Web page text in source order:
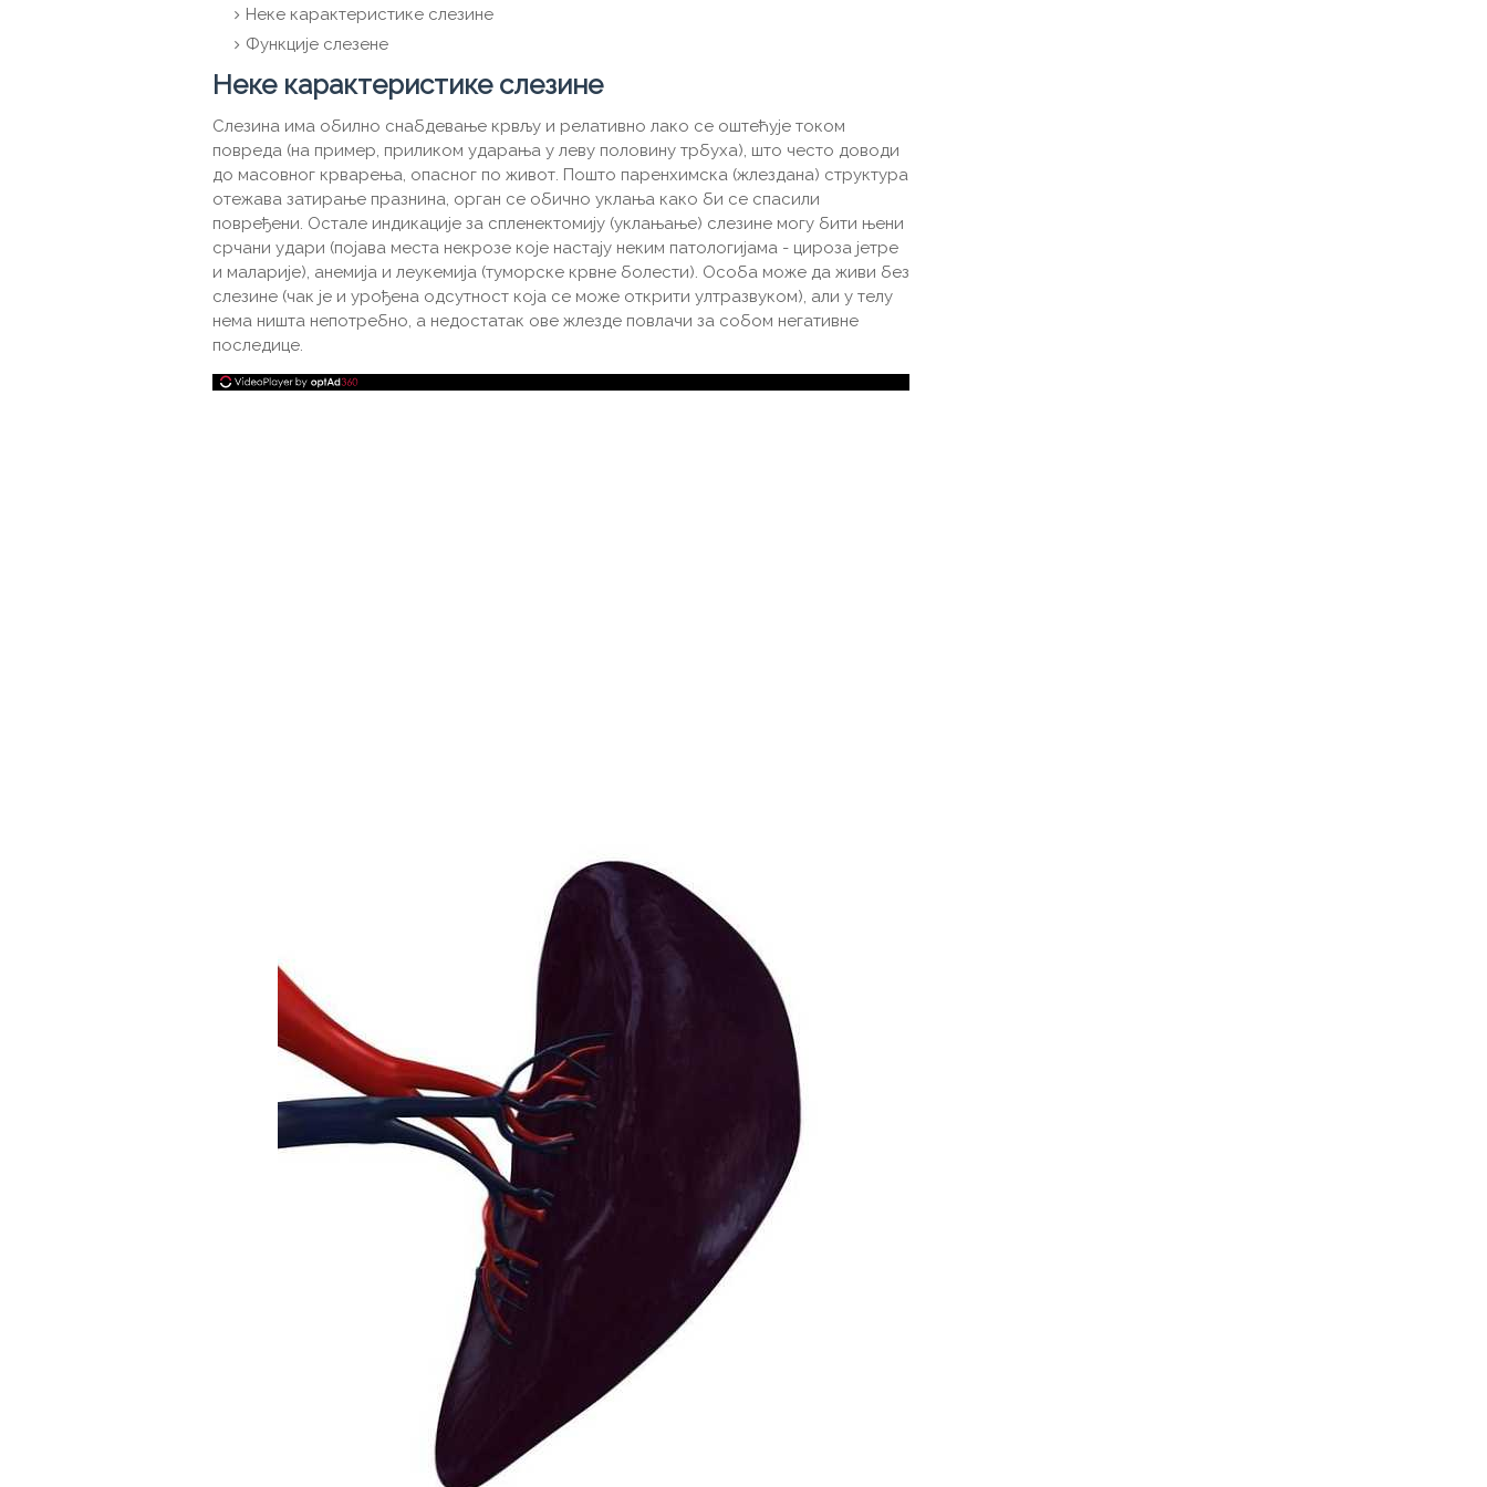
Неке карактеристике слезине
Функције слезене
Неке карактеристике слезине
Слезина има обилно снабдевање крвљу и релативно лако се оштећује током
повреда (на пример, приликом ударања у леву половину трбуха), што често доводи
до масовног крварења, опасног по живот. Пошто паренхимска (жлездана) структура
отежава затирање празнина, орган се обично уклања како би се спасили
повређени. Остале индикације за спленектомију (уклањање) слезине могу бити њени
срчани удари (појава места некрозе које настају неким патологијама - цироза јетре
и маларије), анемија и леукемија (туморске крвне болести). Особа може да живи без
слезине (чак је и урођена одсутност која се може открити ултразвуком), али у телу
нема ништа непотребно, а недостатак ове жлезде повлачи за собом негативне
последице.